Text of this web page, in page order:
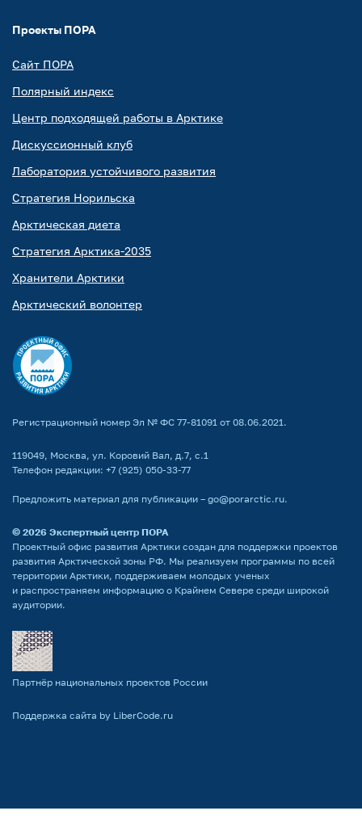
Проекты ПОРА
Сайт ПОРА
Полярный индекс
Центр подходящей работы в Арктике
Дискуссионный клуб
Лаборатория устойчивого развития
Стратегия Норильска
Арктическая диета
Стратегия Арктика-2035
Хранители Арктики
Арктический волонтер
Регистрационный номер Эл № ФС 77-81091 от 08.06.2021.
119049, Москва, ул. Коровий Вал, д.7, с.1
Телефон редакции: +7 (925) 050-33-77
Предложить материал для публикации – go@porarctic.ru.
© 2026 Экспертный центр ПОРА
Проектный офис развития Арктики создан для поддержки проектов
развития Арктической зоны РФ. Мы реализуем программы по всей
территории Арктики, поддерживаем молодых ученых
и распространяем информацию о Крайнем Севере среди широкой
аудитории.
Партнёр национальных проектов России
Поддержка сайта by LiberCode.ru